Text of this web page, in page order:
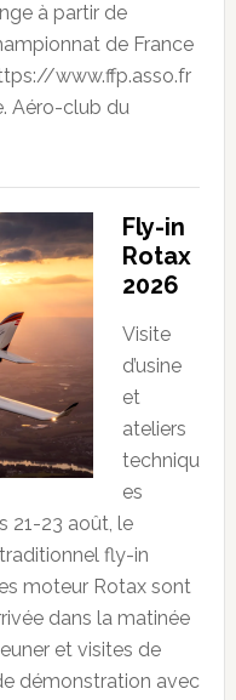
à partir de
de France
www.ffp.asso.fr
Aéro-club du
Fly-in
Rotax
2026
Visite
d’usine
et
ateliers
techniqu
es
21-23 août, le
fly-in
moteur Rotax sont
dans la matinée
et visites de
démonstration avec